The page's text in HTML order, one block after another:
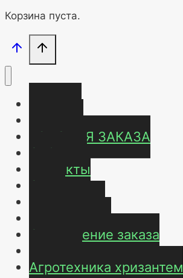
Корзина пуста.
УСЛОВИЯ ЗАКАЗА
ОТЗЫВЫ
Контакты
О нас
Оформление заказа
Агротехника хризантем